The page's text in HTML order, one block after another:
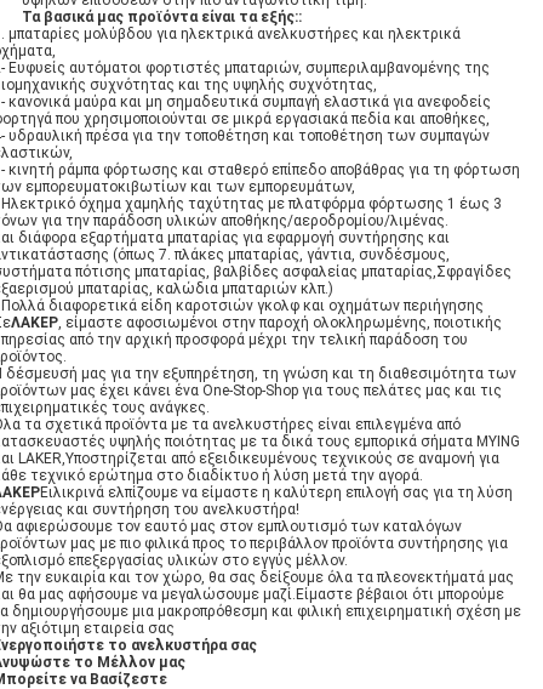
Τα βασικά μας προϊόντα είναι τα εξής::
μπαταρίες μολύβδου για ηλεκτρικά ανελκυστήρες και ηλεκτρικά
Ευφυείς αυτόματοι φορτιστές μπαταριών, συμπεριλαμβανομένης της
συχνότητας και της υψηλής συχνότητας,
κανονικά μαύρα και μη σημαδευτικά συμπαγή ελαστικά για ανεφοδείς
που χρησιμοποιούνται σε μικρά εργασιακά πεδία και αποθήκες,
υδραυλική πρέσα για την τοποθέτηση και τοποθέτηση των συμπαγών
κινητή ράμπα φόρτωσης και σταθερό επίπεδο αποβάθρας για τη φόρτωση
εμπορευματοκιβωτίων και των εμπορευμάτων,
όχημα χαμηλής ταχύτητας με πλατφόρμα φόρτωσης 1 έως 3
για την παράδοση υλικών αποθήκης/αεροδρομίου/λιμένας.
διάφορα εξαρτήματα μπαταρίας για εφαρμογή συντήρησης και
(όπως 7. πλάκες μπαταρίας, γάντια, συνδέσμους,
πότισης μπαταρίας, βαλβίδες ασφαλείας μπαταρίας,Σφραγίδες
μπαταρίας, καλώδια μπαταριών κλπ.)
διαφορετικά είδη καροτσιών γκολφ και οχημάτων περιήγησης
ΛΑΚΕΡ, είμαστε αφοσιωμένοι στην παροχή ολοκληρωμένης, ποιοτικής
από την αρχική προσφορά μέχρι την τελική παράδοση του
δέσμευσή μας για την εξυπηρέτηση, τη γνώση και τη διαθεσιμότητα των
μας έχει κάνει ένα One-Stop-Shop για τους πελάτες μας και τις
τους ανάγκες.
τα σχετικά προϊόντα με τα ανελκυστήρες είναι επιλεγμένα από
υψηλής ποιότητας με τα δικά τους εμπορικά σήματα MYING
LAKER,Υποστηρίζεται από εξειδικευμένους τεχνικούς σε αναμονή για
τεχνικό ερώτημα στο διαδίκτυο ή λύση μετά την αγορά.
Ειλικρινά ελπίζουμε να είμαστε η καλύτερη επιλογή σας για τη λύση
και συντήρηση του ανελκυστήρα!
αφιερώσουμε τον εαυτό μας στον εμπλουτισμό των καταλόγων
μας με πιο φιλικά προς το περιβάλλον προϊόντα συντήρησης για
επεξεργασίας υλικών στο εγγύς μέλλον.
την ευκαιρία και τον χώρο, θα σας δείξουμε όλα τα πλεονεκτήματά μας
θα μας αφήσουμε να μεγαλώσουμε μαζί.Είμαστε βέβαιοι ότι μπορούμε
δημιουργήσουμε μια μακροπρόθεσμη και φιλική επιχειρηματική σχέση με
αξιότιμη εταιρεία σας
το ανελκυστήρα σας
το Μέλλον μας
να Βασίζεστε